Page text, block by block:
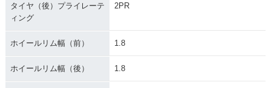
タイヤ（後）プライレーテ
ィング
2PR
ホイールリム幅（前） 1.8
ホイールリム幅（後） 1.8